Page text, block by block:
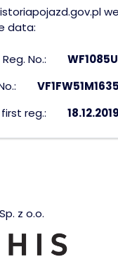
data:
Reg. No.:
WF1085U
reg.:
18.12.2019
z o.o.